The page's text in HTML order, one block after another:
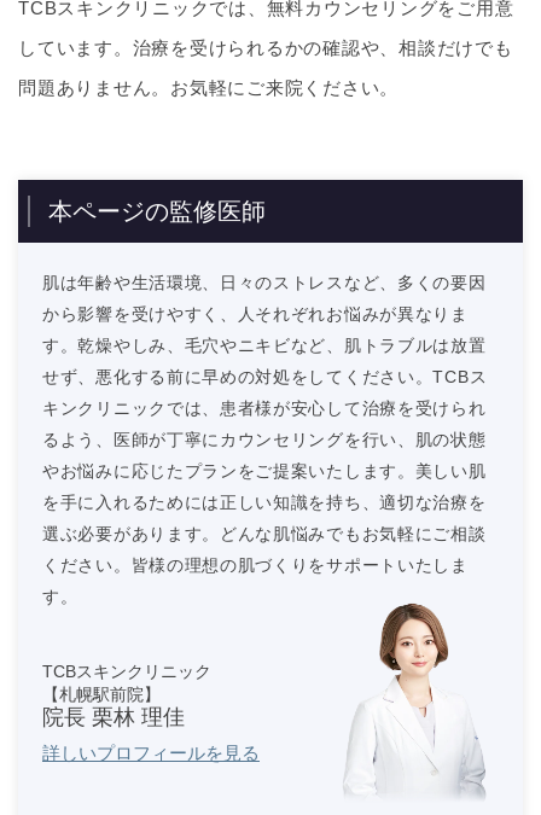
TCBスキンクリニックでは、無料カウンセリングをご用意
しています。治療を受けられるかの確認や、相談だけでも
問題ありません。お気軽にご来院ください。
本ページの監修医師
肌は年齢や生活環境、日々のストレスなど、多くの要因
から影響を受けやすく、人それぞれお悩みが異なりま
す。乾燥やしみ、毛穴やニキビなど、肌トラブルは放置
せず、悪化する前に早めの対処をしてください。TCBス
キンクリニックでは、患者様が安心して治療を受けられ
るよう、医師が丁寧にカウンセリングを行い、肌の状態
やお悩みに応じたプランをご提案いたします。美しい肌
を手に入れるためには正しい知識を持ち、適切な治療を
選ぶ必要があります。どんな肌悩みでもお気軽にご相談
ください。皆様の理想の肌づくりをサポートいたしま
す。
TCBスキンクリニック
【札幌駅前院】
院長 栗林 理佳
詳しいプロフィールを見る